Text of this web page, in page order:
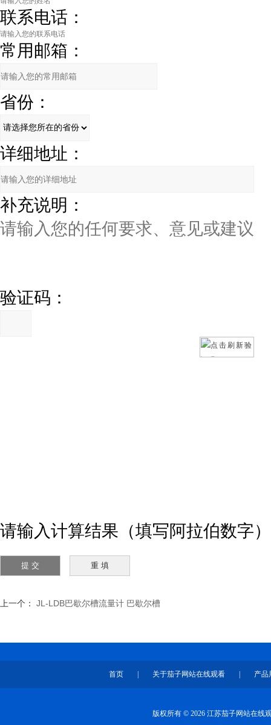
联系电话：
常用邮箱：
省份：
详细地址：
补充说明：
验证码：
请输入计算结果（填写阿拉伯数字
上一个： JL-LDB巴歇尔槽流量计 巴歇尔槽
首页 关于茄子网站在线观看 产品
版权所有 © 2026 江苏茄子网站在线